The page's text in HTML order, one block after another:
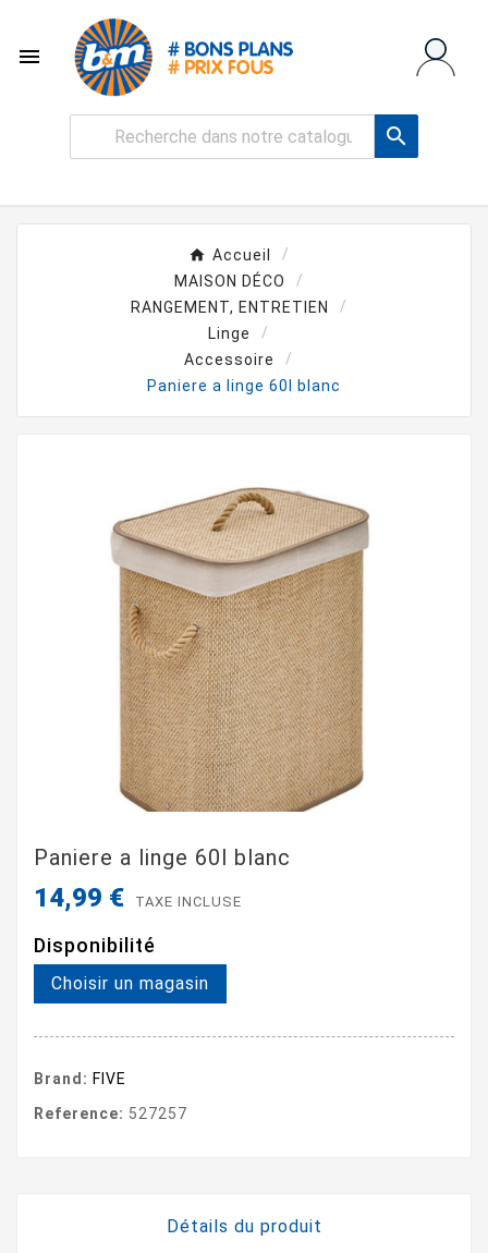


Accueil
MAISON DÉCO
RANGEMENT, ENTRETIEN
Linge
Accessoire
Paniere a linge 60l blanc
Paniere a linge 60l blanc
14,99 € TAXE INCLUSE
Disponibilité
Choisir un magasin
Brand: FIVE
Reference: 527257
Détails du produit